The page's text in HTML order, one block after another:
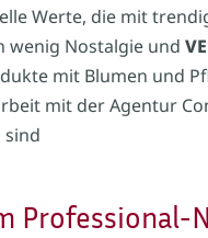
Werte, die mit
wenig Nostalgie und
mit Blumen und
mit der Agentur
sind
Professional-